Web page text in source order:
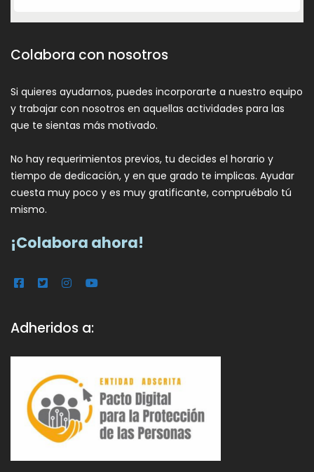
Colabora con nosotros
Si quieres ayudarnos, puedes incorporarte a nuestro equipo
y trabajar con nosotros en aquellas actividades para las
que te sientas más motivado.
No hay requerimientos previos, tu decides el horario y
tiempo de dedicación, y en que grado te implicas. Ayudar
cuesta muy poco y es muy gratificante, compruébalo tú
mismo.
¡Colabora ahora!
Adheridos a: